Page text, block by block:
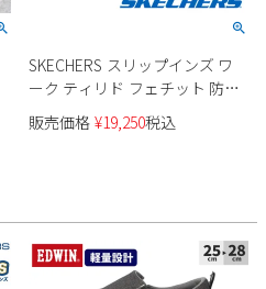
SKECHERS スリップインズ ワ
ーク ティリド フェチット 防滑
性 200206WJ
販売価格 ¥19,250税込